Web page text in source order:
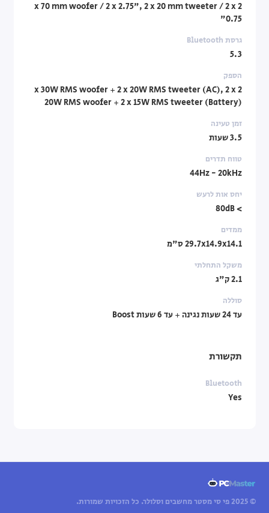
2 x 70 mm woofer / 2 x 2.75", 2 x 20 mm tweeter / 2 x
0.75"
גרסת Bluetooth
5.3
הספק
2 x 30W RMS woofer + 2 x 20W RMS tweeter (AC), 2 x
20W RMS woofer + 2 x 15W RMS tweeter (Battery)
זמן טעינה
3.5 שעות
טווח תדרים
44Hz - 20kHz
יחס אות לרעש
> 80dB
ממדים
29.7x14.9x14.1 ס"מ
משקל התחלתי
2.1 ק"ג
סוללה
עד 24 שעות נגינה + עד 6 שעות Boost
תקשורת
Bluetooth
Yes
© 2025 פי סי מסטר מחשבים וסלולר. כל הזכויות שמורות.